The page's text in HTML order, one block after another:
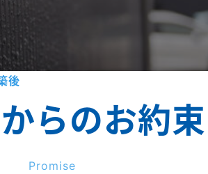
後
らのお約束
Promise